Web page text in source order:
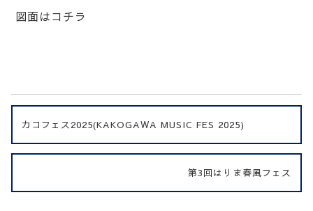
図面はコチラ
カコフェス2025(KAKOGAWA MUSIC FES 2025)
第3回はりま春風フェス